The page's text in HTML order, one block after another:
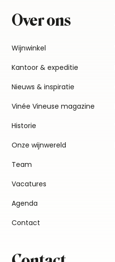
Over ons
Wijnwinkel
Kantoor & expeditie
Nieuws & inspiratie
Vinée Vineuse magazine
Historie
Onze wijnwereld
Team
Vacatures
Agenda
Contact